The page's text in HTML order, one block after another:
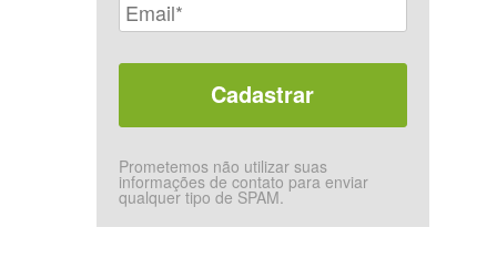
Prometemos não utilizar suas
informações de contato para enviar
qualquer tipo de SPAM.